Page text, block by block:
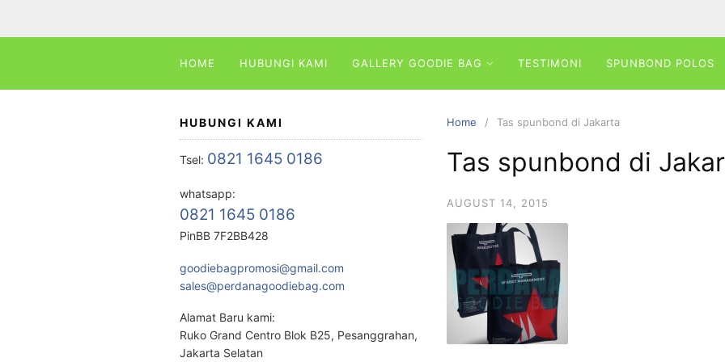
HOME HUBUNGI KAMI GALLERY GOODIE BAG TESTIMONI SPUNBOND POLOS
Home Tas spunbond di Jakarta
Tas spunbond di
AUGUST 14, 2015
HUBUNGI KAMI
Tsel: 0821 1645 0186
whatsapp:
0821 1645 0186
PinBB 7F2BB428
goodiebagpromosi@gmail.com
sales@perdanagoodiebag.com
Alamat Baru kami:
Ruko Grand Centro Blok B25, Pesanggrahan,
Jakarta Selatan